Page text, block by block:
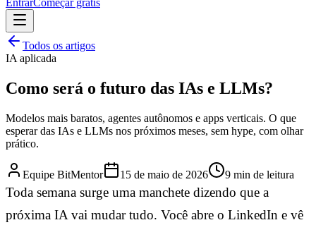
EntrarComeçar grátis
Todos os artigos
IA aplicada
Como será o futuro das IAs e LLMs?
Modelos mais baratos, agentes autônomos e apps verticais. O que
esperar das IAs e LLMs nos próximos meses, sem hype, com olhar
prático.
Equipe BitMentor 15 de maio de 2026 9 min de leitura
Toda semana surge uma manchete dizendo que a
próxima IA vai mudar tudo. Você abre o LinkedIn e vê